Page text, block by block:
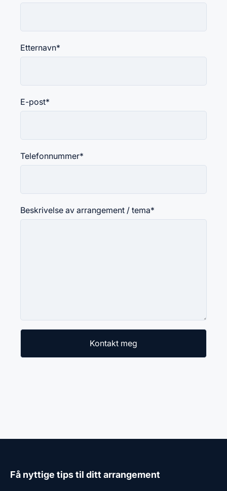
Etternavn*
E-post*
Telefonnummer*
Beskrivelse av arrangement / tema*
Få nyttige tips til ditt arrangement